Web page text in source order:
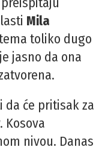
Mila
toliko dugo
jasno da ona
da će pritisak za
Kosova
nivou. Danas